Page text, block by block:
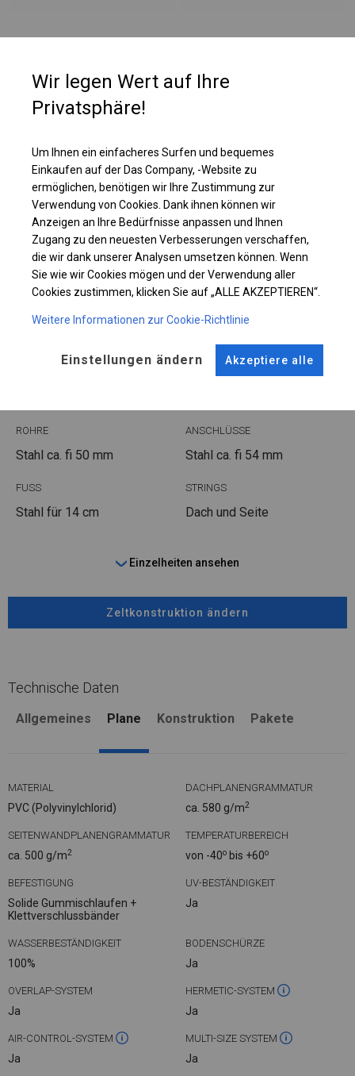
Zelte mit dieser Art von Wänden sind ab einer Seitenwandhöhe von 2,5 m
erhältlich. Im oberen Teil der Seitenwände sind runde Fenster mit einer
vollständig transparente Fenster. Dank dieser Lösung ist das Innere des
Zeltes beleuchtet, aber für Außenstehende unsichtbar.
Einzelheiten ansehen
Plane ändern
ROHRE
Stahl ca. fi 50 mm
ANSCHLÜSSE
Stahl ca. fi 54 mm
FUSS
Stahl für 14 cm
STRINGS
Dach und Seite
Einzelheiten ansehen
Zeltkonstruktion ändern
Technische Daten
Allgemeines Plane Konstruktion Pakete
MATERIAL
PVC (Polyvinylchlorid)
DACHPLANENGRAMMATUR
ca. 580 g/m2
SEITENWANDPLANENGRAMMATUR
ca. 500 g/m2
TEMPERATURBEREICH
von -40o bis +60o
BEFESTIGUNG
Solide Gummischlaufen +
Klettverschlussbänder
UV-BESTÄNDIGKEIT
Ja
WASSERBESTÄNDIGKEIT
100%
BODENSCHÜRZE
Ja
OVERLAP-SYSTEM
Ja
HERMETIC-SYSTEM
Ja
AIR-CONTROL-SYSTEM
Ja
MULTI-SIZE SYSTEM
Ja
Wir legen Wert auf Ihre
Privatsphäre!
Um Ihnen ein einfacheres Surfen und bequemes
Einkaufen auf der Das Company, -Website zu
ermöglichen, benötigen wir Ihre Zustimmung zur
Verwendung von Cookies. Dank ihnen können wir
Anzeigen an Ihre Bedürfnisse anpassen und Ihnen
Zugang zu den neuesten Verbesserungen verschaffen,
die wir dank unserer Analysen umsetzen können. Wenn
Sie wie wir Cookies mögen und der Verwendung aller
Cookies zustimmen, klicken Sie auf „ALLE AKZEPTIEREN“.
Weitere Informationen zur Cookie-Richtlinie
Einstellungen ändern Akzeptiere alle